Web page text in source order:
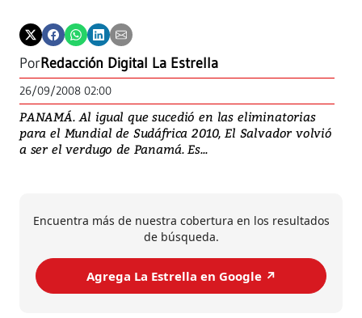
PorRedacción Digital La Estrella
26/09/2008 02:00
PANAMÁ. Al igual que sucedió en las eliminatorias
para el Mundial de Sudáfrica 2010, El Salvador volvió
a ser el verdugo de Panamá. Es...
Encuentra más de nuestra cobertura en los resultados
de búsqueda.
Agrega La Estrella en Google ↗️